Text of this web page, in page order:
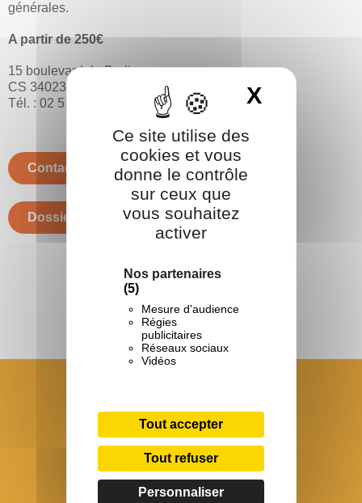
Ce site utilise des
cookies et vous
donne le contrôle
sur ceux que
vous souhaitez
activer
Nos partenaires
(5)
Mesure d'audience
Régies
publicitaires
Réseaux sociaux
Vidéos
Tout accepter
Tout refuser
Personnaliser
X
générales.
A partir de 250€
15 boulevard de Berlin.
CS 34023. 44040 Nantes Cedex 1
Tél. : 02 51 25 08 50
Contactez-nous
Dossier d'inscription